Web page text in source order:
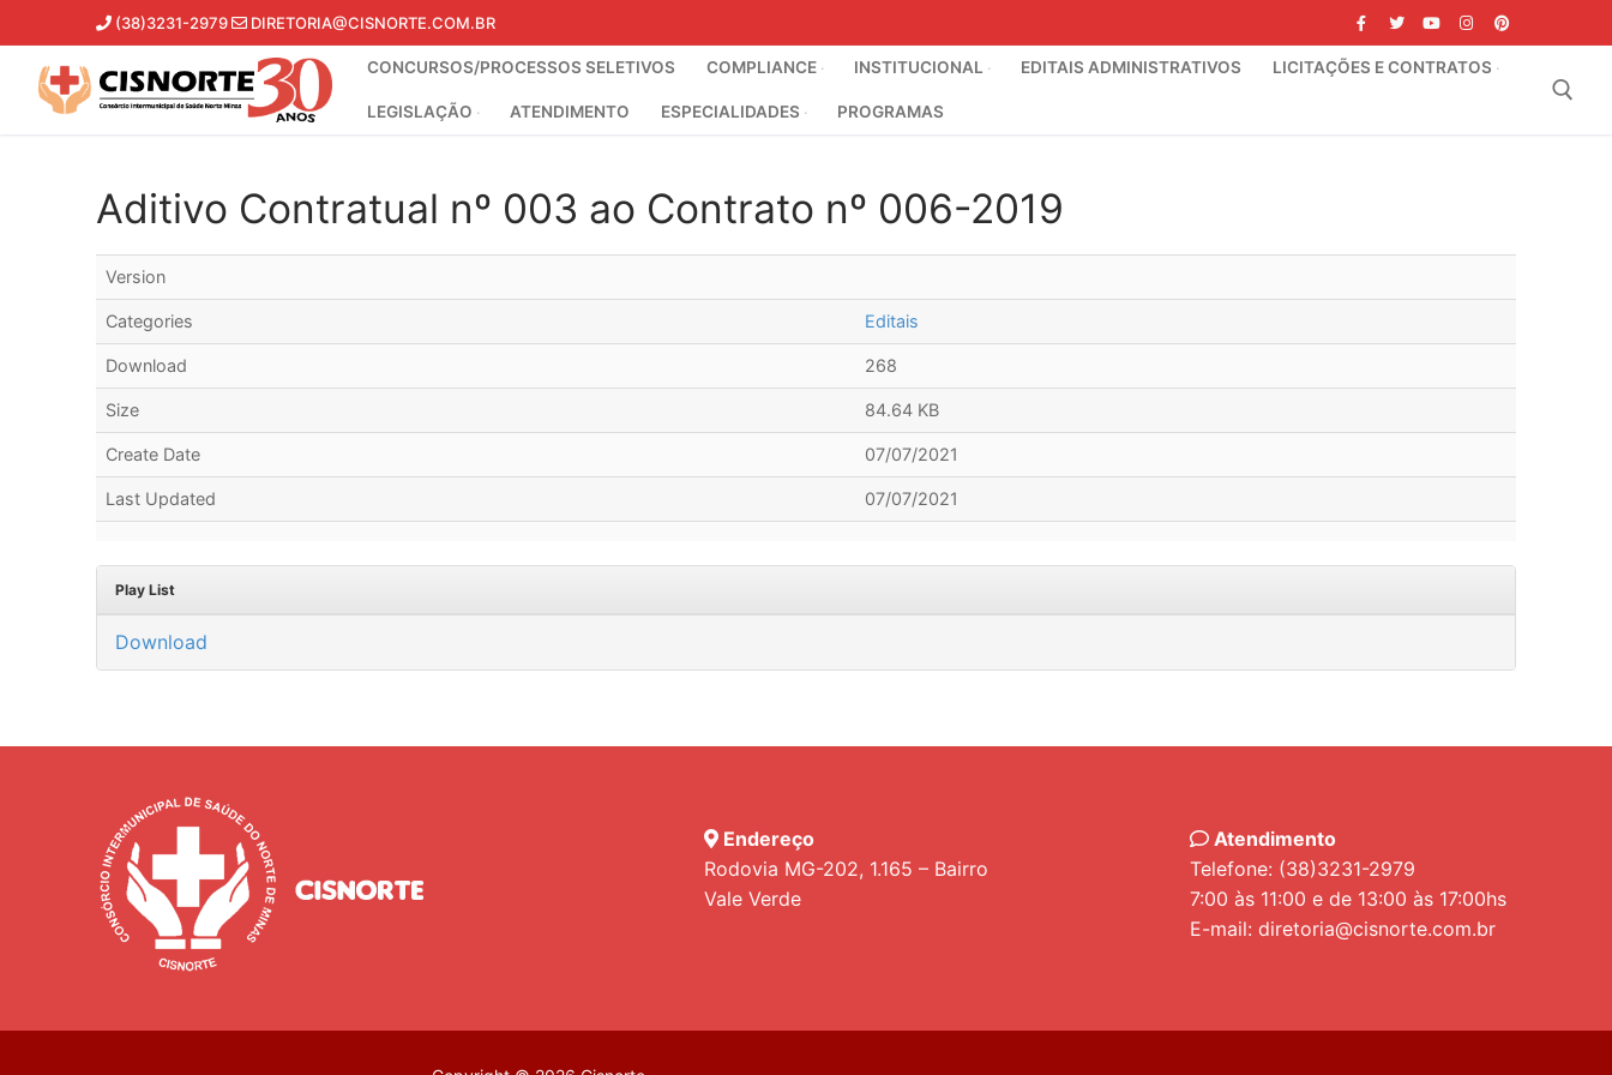
para
conteúdo
(38)3231-2979 DIRETORIA@CISNORTE.COM.BR
CONCURSOS/PROCESSOS SELETIVOS COMPLIANCE INSTITUCIONAL EDITAIS ADMINISTRATIVOS LICITAÇÕES E CONTRATOS
LEGISLAÇÃO ATENDIMENTO ESPECIALIDADES PROGRAMAS
Aditivo Contratual nº 003 ao Contrato nº 006-2019
Version
Categories Editais
Download 268
Size 84.64 KB
Create Date 07/07/2021
Last Updated 07/07/2021
Play List
Download
Endereço
Rodovia MG-202, 1.165 – Bairro
Vale Verde
Atendimento
Telefone: (38)3231-2979
7:00 às 11:00 e de 13:00 às 17:00hs
E-mail: diretoria@cisnorte.com.br